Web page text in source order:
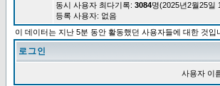
동시 사용자 최다기록: 3084명(2025년2월25일
등록 사용자: 없음
이 데이터는 지난 5분 동안 활동했던 사용자들에 대한 것입
로그인
사용자 이